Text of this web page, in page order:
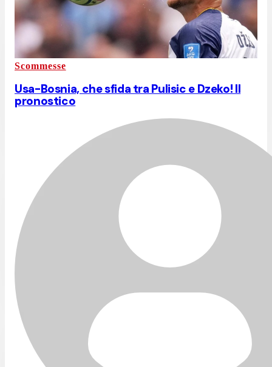
Scommesse
Usa-Bosnia, che sfida tra Pulisic e Dzeko! Il
pronostico